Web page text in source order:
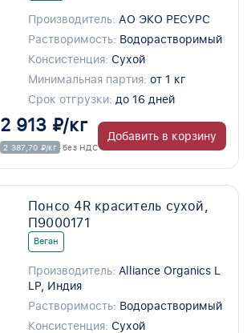
Производитель: АО ЭКО РЕСУРС
Растворимость: Водорастворимый
Консистенция: Сухой
Минимальная партия: от 1 кг
Срок отгрузки: до 16 дней
2 913 ₽/кг
2 387,70 ₽/кг без НДС
Добавить в корзину
Понсо 4R краситель сухой,
П9000171
Веган
Производитель: Alliance Organics L
LP, Индия
Растворимость: Водорастворимый
Консистенция: Сухой